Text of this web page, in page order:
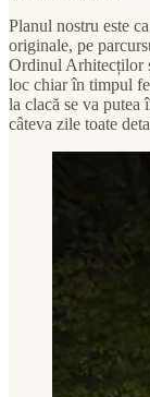
Planul nostru este
originale, pe
Ordinul Arhitecților
loc chiar în timpul
la clacă se va
câteva zile toate